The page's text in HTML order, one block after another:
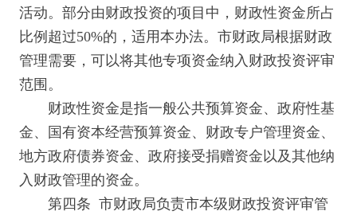
活动。部分由财政投资的项目中，财政性资金所占
比例超过50%的，适用本办法。市财政局根据财政
管理需要，可以将其他专项资金纳入财政投资评审
范围。
财政性资金是指一般公共预算资金、政府性基
金、国有资本经营预算资金、财政专户管理资金、
地方政府债券资金、政府接受捐赠资金以及其他纳
入财政管理的资金。
第四条 市财政局负责市本级财政投资评审管